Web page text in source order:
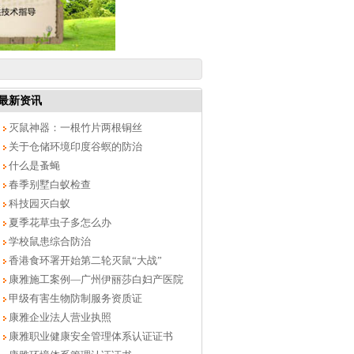
新资讯
灭鼠神器：一根竹片两根铜丝
关于仓储环境印度谷螟的防治
什么是蚤蝇
春季别墅白蚁检查
科技园灭白蚁
夏季花草虫子多怎么办
学校鼠患综合防治
香港食环署开始第二轮灭鼠“大战”
康雅施工案例—广州伊丽莎白妇产医院
甲级有害生物防制服务资质证
康雅企业法人营业执照
康雅职业健康安全管理体系认证证书